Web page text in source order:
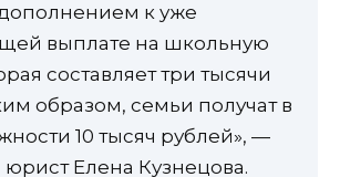
дополнением к уже
выплате на школьную
составляет три тысячи
образом, семьи получат в
10 тысяч рублей», —
юрист Елена Кузнецова.